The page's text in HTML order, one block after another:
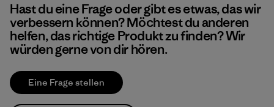
Hast du eine Frage oder gibt es etwas, das wir
verbessern können? Möchtest du anderen
helfen, das richtige Produkt zu finden? Wir
würden gerne von dir hören.
Eine Frage stellen